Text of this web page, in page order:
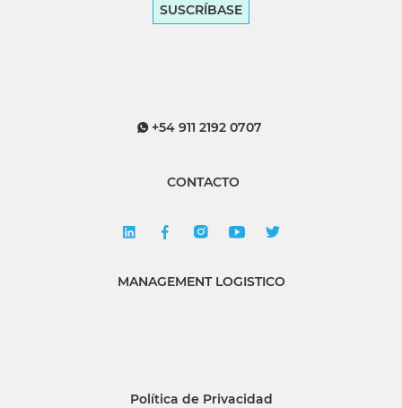
SUSCRÍBASE
+54 911 2192 0707
CONTACTO
MANAGEMENT LOGISTICO
Política de Privacidad